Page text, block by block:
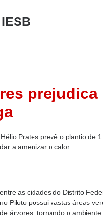
Prates prevê o plantio de
a amenizar o calor
as cidades do Distrito
Piloto possui vastas áreas
árvores, tornando o